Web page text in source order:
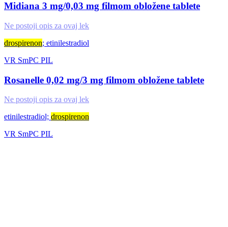
Midiana 3 mg/0,03 mg filmom obložene tablete
Ne postoji opis za ovaj lek
drospirenon; etinilestradiol
VR SmPC PIL
Rosanelle 0,02 mg/3 mg filmom obložene tablete
Ne postoji opis za ovaj lek
etinilestradiol; drospirenon
VR SmPC PIL